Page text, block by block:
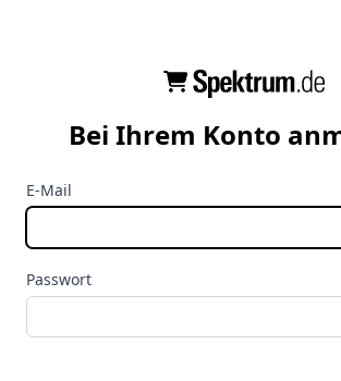
Bei Ihrem Konto
E-Mail
Passwort